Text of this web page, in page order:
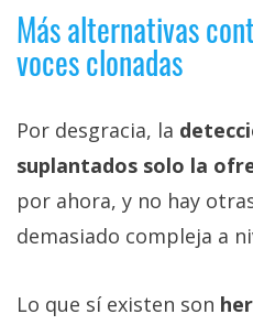
Más alternativas
voces clonadas
Por desgracia, la
suplantados solo la
por ahora, y no hay
demasiado compleja a
Lo que sí existen son